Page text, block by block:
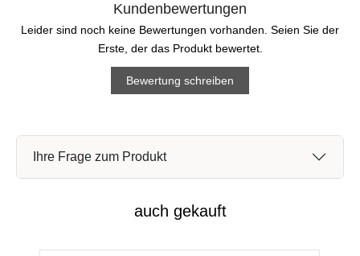
Kundenbewertungen
Leider sind noch keine Bewertungen vorhanden. Seien Sie der
Erste, der das Produkt bewertet.
Bewertung schreiben
Ihre Frage zum Produkt
auch gekauft